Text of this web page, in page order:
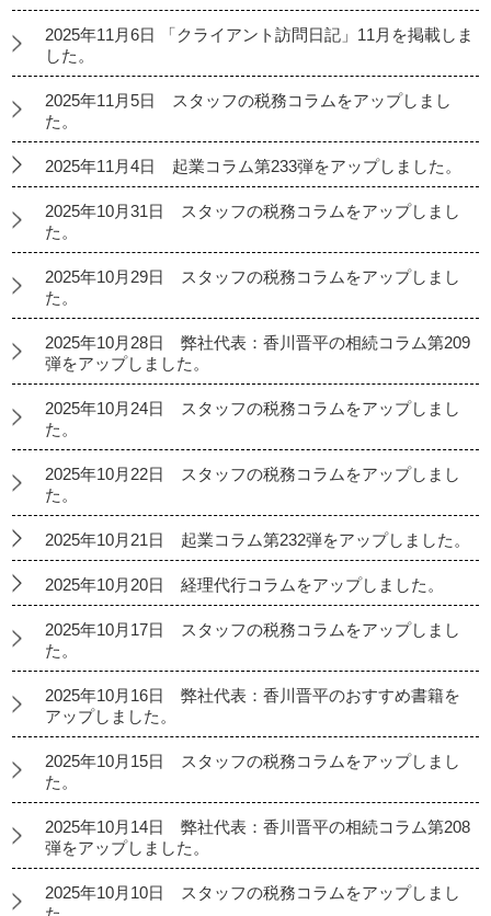
2025年11月6日 「クライアント訪問日記」11月を掲載しま
した。
2025年11月5日 スタッフの税務コラムをアップしまし
た。
2025年11月4日 起業コラム第233弾をアップしました。
2025年10月31日 スタッフの税務コラムをアップしまし
た。
2025年10月29日 スタッフの税務コラムをアップしまし
た。
2025年10月28日 弊社代表：香川晋平の相続コラム第209
弾をアップしました。
2025年10月24日 スタッフの税務コラムをアップしまし
た。
2025年10月22日 スタッフの税務コラムをアップしまし
た。
2025年10月21日 起業コラム第232弾をアップしました。
2025年10月20日 経理代行コラムをアップしました。
2025年10月17日 スタッフの税務コラムをアップしまし
た。
2025年10月16日 弊社代表：香川晋平のおすすめ書籍を
アップしました。
2025年10月15日 スタッフの税務コラムをアップしまし
た。
2025年10月14日 弊社代表：香川晋平の相続コラム第208
弾をアップしました。
2025年10月10日 スタッフの税務コラムをアップしまし